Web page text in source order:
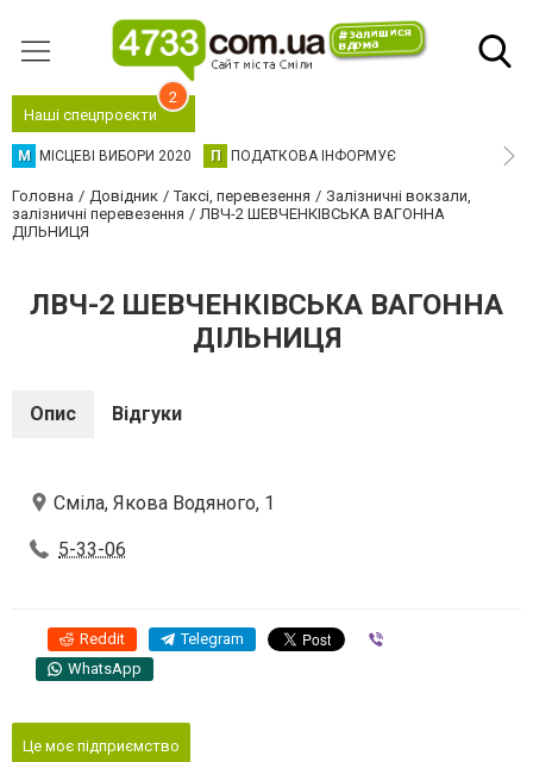
Наші спецпроєкти
2
М МІСЦЕВІ ВИБОРИ 2020 П ПОДАТКОВА ІНФОРМУЄ
Головна Довідник Таксі, перевезення
Залізничні вокзали,
залізничні перевезення
ЛВЧ-2 ШЕВЧЕНКІВСЬКА ВАГОННА
ДІЛЬНИЦЯ
ЛВЧ-2 ШЕВЧЕНКІВСЬКА ВАГОННА
ДІЛЬНИЦЯ
Опис Відгуки
Сміла, Якова Водяного, 1
5-33-06
Reddit Telegram
WhatsApp
Це моє підприємство